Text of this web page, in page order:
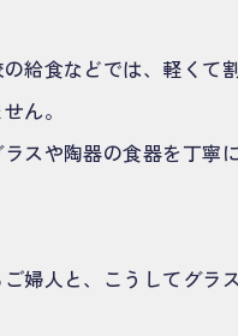
給食などでは、軽くて
ん。
スや陶器の食器を丁寧
婦人と、こうしてグラ